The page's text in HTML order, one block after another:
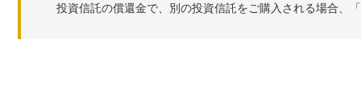
投資信託の償還金で、別の投資信託をご購入される場合、